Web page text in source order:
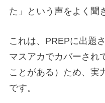
た」という声をよく聞
これは、PREPに出題
マスアカでカバーされ
ことがある）ため、実
です。